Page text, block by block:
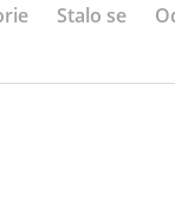
Stalo se